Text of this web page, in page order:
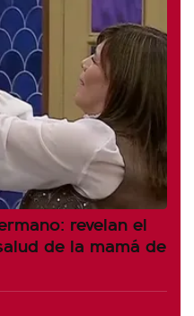
revelan el
de la mamá de